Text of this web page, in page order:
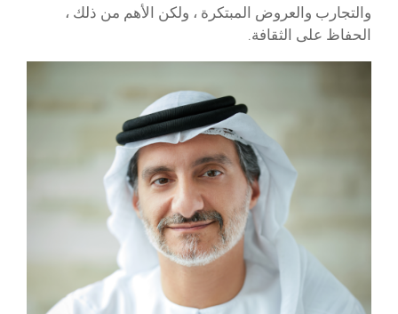
والتجارب والعروض المبتكرة ، ولكن الأهم من ذلك ،
الحفاظ على الثقافة.